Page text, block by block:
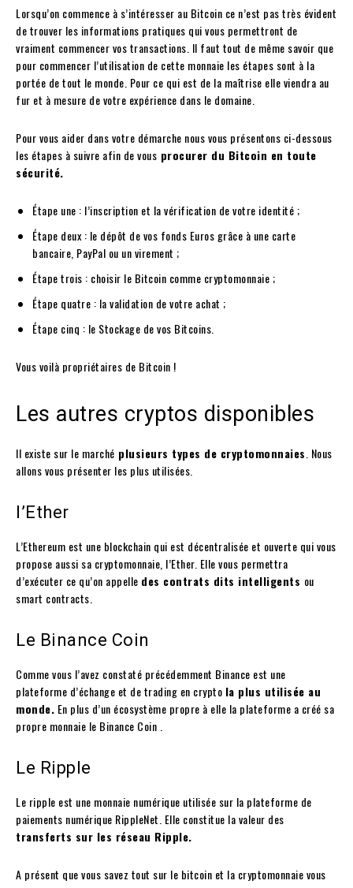
Lorsqu’on commence à s’intéresser au Bitcoin ce n’est pas très évident
de trouver les informations pratiques qui vous permettront de
vraiment commencer vos transactions. Il faut tout de même savoir que
pour commencer l’utilisation de cette monnaie les étapes sont à la
portée de tout le monde. Pour ce qui est de la maîtrise elle viendra au
fur et à mesure de votre expérience dans le domaine.
Pour vous aider dans votre démarche nous vous présentons ci-dessous
les étapes à suivre afin de vous procurer du Bitcoin en toute
sécurité.
Étape une : l’inscription et la vérification de votre identité ;
Étape deux : le dépôt de vos fonds Euros grâce à une carte
bancaire, PayPal ou un virement ;
Étape trois : choisir le Bitcoin comme cryptomonnaie ;
Étape quatre : la validation de votre achat ;
Étape cinq : le Stockage de vos Bitcoins.
Vous voilà propriétaires de Bitcoin !
Les autres cryptos disponibles
Il existe sur le marché plusieurs types de cryptomonnaies . Nous
allons vous présenter les plus utilisées.
l’Ether
L’Ethereum est une blockchain qui est décentralisée et ouverte qui vous
propose aussi sa cryptomonnaie, l’Ether. Elle vous permettra
d’exécuter ce qu’on appelle des contrats dits intelligents ou
smart contracts.
Le Binance Coin
Comme vous l’avez constaté précédemment Binance est une
plateforme d’échange et de trading en crypto la plus utilisée au
monde. En plus d’un écosystème propre à elle la plateforme a créé sa
propre monnaie le Binance Coin .
Le Ripple
Le ripple est une monnaie numérique utilisée sur la plateforme de
paiements numérique RippleNet. Elle constitue la valeur des
transferts sur les réseau Ripple.
A présent que vous savez tout sur le bitcoin et la cryptomonnaie vous